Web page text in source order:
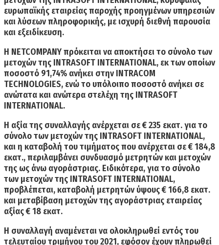
ευρωπαϊκής εταιρείας παροχής προηγμένων υπηρεσιών
και λύσεων πληροφορικής, με ισχυρή διεθνή παρουσία
και εξειδίκευση.
Η NETCOMPANY πρόκειται να αποκτήσει το σύνολο των
μετοχών της INTRASOFT INTERNATIONAL, εκ των οποίων
ποσοστό 91,74% ανήκει στην INTRACOM
TECHNOLOGIES, ενώ το υπόλοιπο ποσοστό ανήκει σε
ανώτατα και ανώτερα στελέχη της INTRASOFT
INTERNATIONAL.
Η αξία της συναλλαγής ανέρχεται σε € 235 εκατ.για το
σύνολο των μετοχών της INTRASOFT INTERNATIONAL,
και η καταβολή του τιμήματος που ανέρχεται σε € 184,8
εκατ., περιλαμβάνει συνδυασμό μετρητών και μετοχών
της ως άνω αγοράστριας. Ειδικότερα, για το σύνολο
των μετοχών της INTRASOFT INTERNATIONAL,
προβλέπεται, καταβολή μετρητών ύψους € 166,8 εκατ.
και μεταβίβαση μετοχών της αγοράστριας εταιρείας
αξίας € 18 εκατ.
Η συναλλαγή αναμένεται να ολοκληρωθεί εντός του
τελευταίου τριμήνου του 2021, εφόσον έχουν πληρωθεί